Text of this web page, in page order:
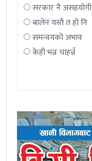
सरकार नै असहयोगी
बालेन यस्तै त हो नि
समन्वयको अभाव
केही भन्न चाहन्नँ